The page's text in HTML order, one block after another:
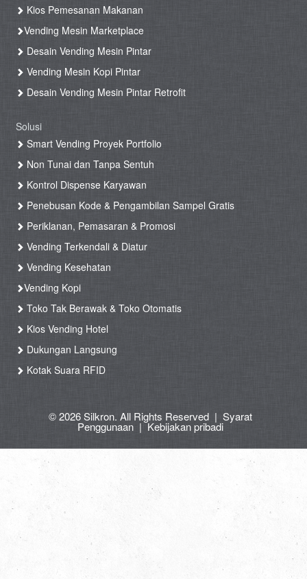
Kios Pemesanan Makanan
Vending Mesin Marketplace
Desain Vending Mesin Pintar
Vending Mesin Kopi Pintar
Desain Vending Mesin Pintar Retrofit
Solusi
Smart Vending Proyek Portfolio
Non Tunai dan Tanpa Sentuh
Kontrol Dispense Karyawan
Penebusan Kode & Pengambilan Sampel Gratis
Periklanan, Pemasaran & Promosi
Vending Terkendali & Diatur
Vending Kesehatan
Vending Kopi
Toko Tak Berawak & Toko Otomatis
Kios Vending Hotel
Dukungan Langsung
Kotak Suara RFID
© 2026 Silkron. All Rights Reserved |Syarat
Penggunaan |Kebijakan pribadi